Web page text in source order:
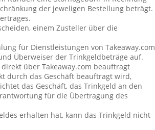
der jeweligen Bestellung beträgt.
einem Zusteller über die
für Dienstleistungen von Takeaway.com
Überweiser der Trinkgeldbeträge auf.
über Takeaway.com beauftragt
durch das Geschäft beauftragt wird,
das Geschäft, das Trinkgeld an den
für die Übertragung des
erhalten hat, kann das Trinkgeld nicht